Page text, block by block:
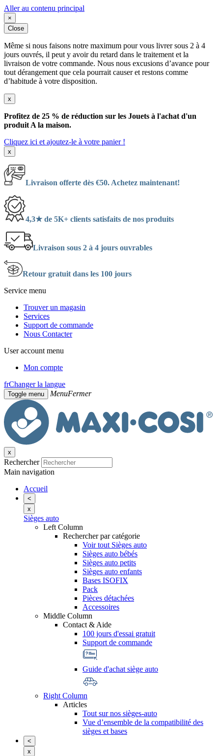
Aller au contenu principal
×
Close
Même si nous faisons notre maximum pour vous livrer sous 2 à 4
jours ouvrés, il peut y avoir du retard dans le traitement et la
livraison de votre commande. Nous nous excusions d’avance pour
tout dérangement que cela pourrait causer et restons comme
d’habitude à votre disposition.
x
Profitez de 25 % de réduction sur les Jouets à l'achat d'un
produit A la maison.
Cliquez ici et ajoutez-le à votre panier !
x
Livraison offerte dès €50. Achetez maintenant!
4,3★ de 5K+ clients satisfaits de nos produits
Livraison sous 2 à 4 jours ouvrables
Retour gratuit dans les 100 jours
Service menu
Trouver un magasin
Services
Support de commande
Nous Contacter
User account menu
Mon compte
frChanger la langue
Toggle menu MenuFermer
x
Rechercher
Main navigation
Accueil
<
x
Sièges auto
Left Column
Rechercher par catégorie
Voir tout Sièges auto
Sièges auto bébés
Sièges auto petits
Sièges auto enfants
Bases ISOFIX
Pack
Pièces détachées
Accessoires
Middle Column
Contact & Aide
100 jours d'essai gratuit
Support de commande
Guide d'achat siège auto
Right Column
Articles
Tout sur nos sièges-auto
Vue d’ensemble de la compatibilité des
sièges et bases
<
x